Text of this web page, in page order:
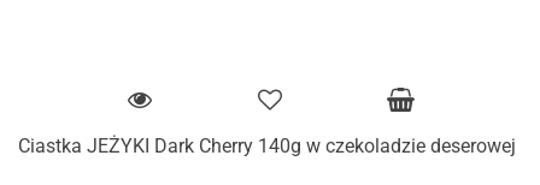
Ciastka JEŻYKI Dark Cherry 140g w czekoladzie deserowej